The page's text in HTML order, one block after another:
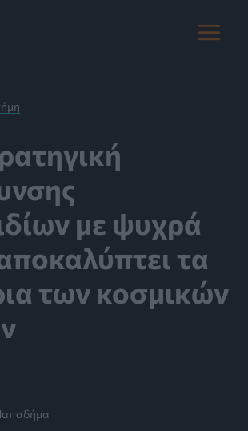
Main
με ψυχρά
τα
των κοσμικών